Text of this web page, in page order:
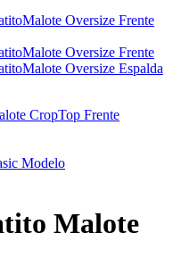
Malote